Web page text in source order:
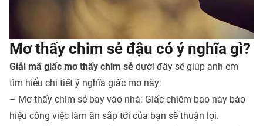
Mơ thấy chim sẻ đậu có ý nghĩa gì?
Giải mã giấc mơ thấy chim sẻ dưới đây sẽ giúp anh em
tìm hiểu chi tiết ý nghĩa giấc mơ này:
– Mơ thấy chim sẻ bay vào nhà: Giấc chiêm bao này báo
hiệu công việc làm ăn sắp tới của bạn sẽ thuận lợi.